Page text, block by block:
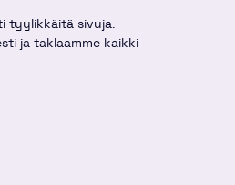
tyylikkäitä sivuja.
ja taklaamme kaikki